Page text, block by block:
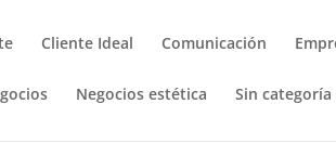
Cliente Ideal Comunicación
Negocios estética Sin categoría